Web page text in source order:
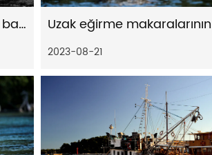
Uzaktaki dönen makaralar balık dövüşleri sırasında nasıl üstün kontrol sağlıyor?
2023-08-21